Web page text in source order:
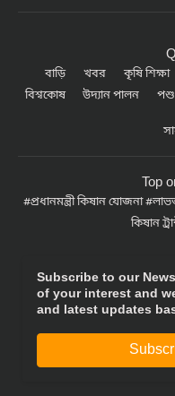
বাড়ি খবর কৃষি শিক্ষা
বিশ্বকোষ
উদ্যান পালন
Top
প্রধানমন্ত্রী কিষান যোজনা
কিষান
Subscribe to our
of your interest and
and latest updates